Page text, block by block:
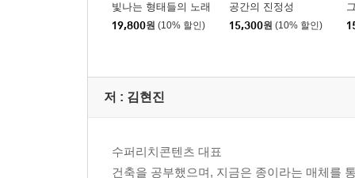
빛나는 형태들의 노래
19,800원 (10% 할인)
공간의 진정성
15,300원 (10% 할인)
저 : 김현진
수퍼리치콘텐츠 대표
건축을 공부했으며, 지금은 종이라는 매체를